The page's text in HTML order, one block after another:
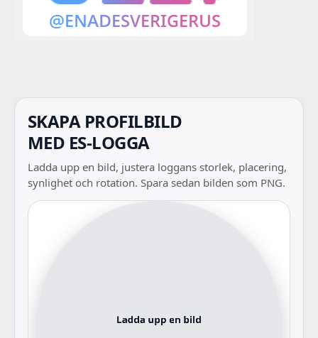
SKAPA PROFILBILD
MED ES-LOGGA
Ladda upp en bild, justera loggans storlek, placering,
synlighet och rotation. Spara sedan bilden som PNG.